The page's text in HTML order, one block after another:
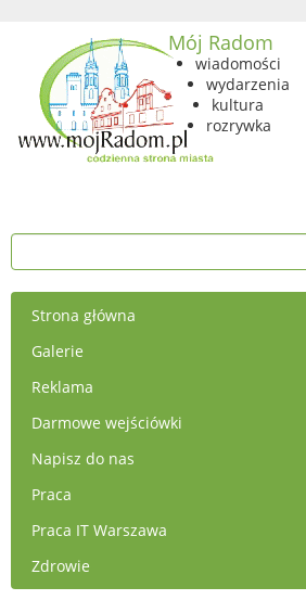
Mój Radom
wiadomości
wydarzenia
kultura
rozrywka
Strona główna
Galerie
Reklama
Darmowe wejściówki
Napisz do nas
Praca
Praca IT Warszawa
Zdrowie